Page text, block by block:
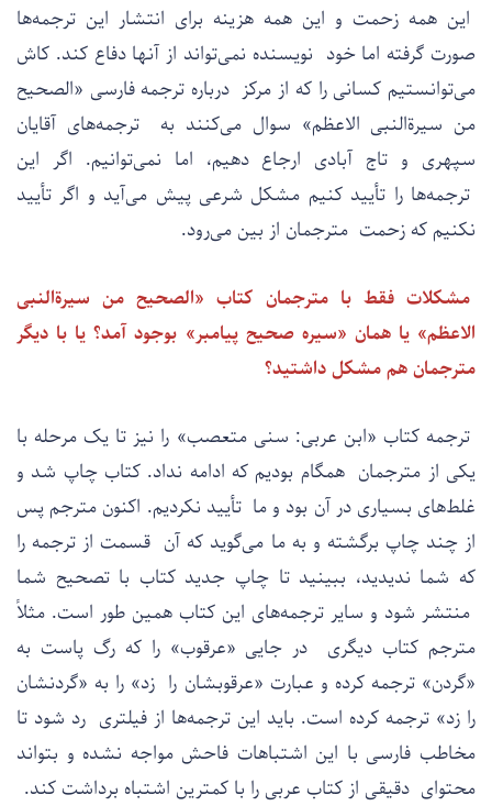
این همه زحمت و این همه هزینه برای انتشار این ترجمه‌ها
صورت گرفته اما خود نویسنده نمی‌تواند از آنها دفاع کند. کاش
می‌توانستیم کسانی را که از مرکز درباره ترجمه فارسی «الصحیح
من سیرةالنبی الاعظم» سوال می‌کنند به ترجمه‌های آقایان
سپهری و تاج آبادی ارجاع دهیم، اما نمی‌توانیم. اگر این
ترجمه‌ها را تأیید کنیم مشکل شرعی پیش می‌آید و اگر تأیید
نکنیم که زحمت مترجمان از بین می‌رود.
مشکلات فقط با مترجمان کتاب «الصحیح من سیرةالنبی
الاعظم» یا همان «سیره صحیح پیامبر» بوجود آمد؟ یا با دیگر
مترجمان هم مشکل داشتید؟
ترجمه کتاب «ابن عربی: سنی متعصب» را نیز تا یک مرحله با
یکی از مترجمان همگام بودیم که ادامه نداد. کتاب چاپ شد و
غلط‌های بسیاری در آن بود و ما تأیید نکردیم. اکنون مترجم پس
از چند چاپ برگشته و به ما می‌گوید که آن قسمت از ترجمه را
که شما ندیدید، ببینید تا چاپ جدید کتاب با تصحیح شما
منتشر شود و سایر ترجمه‌های این کتاب همین طور است. مثلاً
مترجم کتاب دیگری در جایی «عرقوب» را که رگ پاست به
«گردن» ترجمه کرده و عبارت «عرقوبشان را زد» را به «گردنشان
را زد» ترجمه کرده است. باید این ترجمه‌ها از فیلتری رد شود تا
مخاطب فارسی با این اشتباهات فاحش مواجه نشده و بتواند
محتوای دقیقی از کتاب عربی را با کمترین اشتباه برداشت کند.